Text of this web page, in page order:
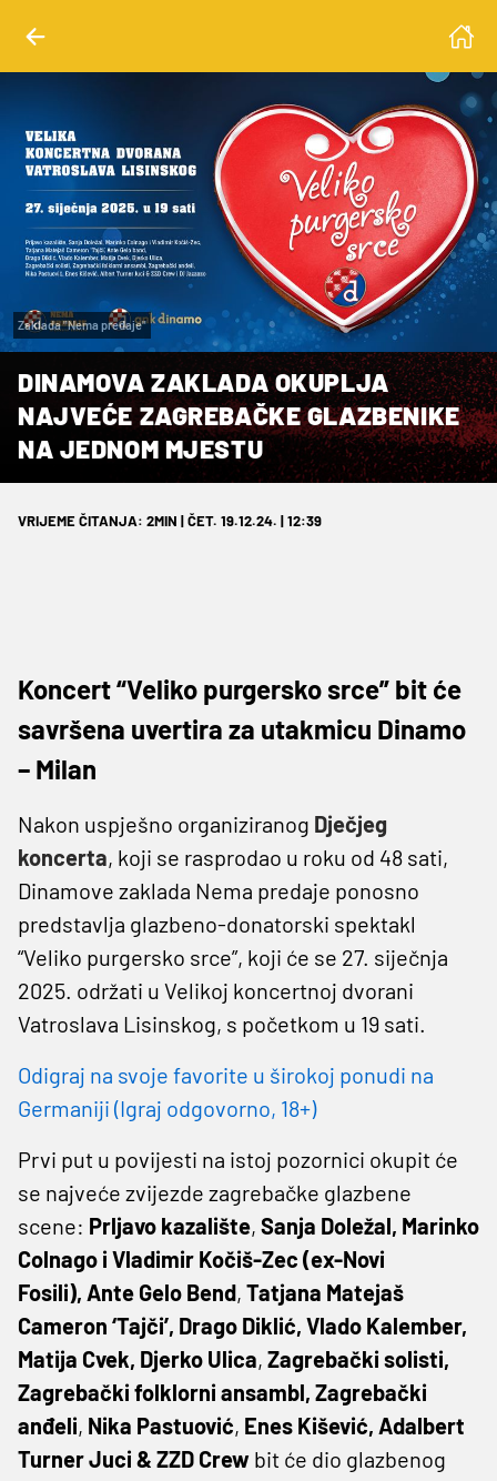
Zaklada "Nema predaje"
DINAMOVA ZAKLADA OKUPLJA
NAJVEĆE ZAGREBAČKE GLAZBENIKE
NA JEDNOM MJESTU
VRIJEME ČITANJA: 2MIN | ČET. 19.12.24. | 12:39
Koncert “Veliko purgersko srce” bit će
savršena uvertira za utakmicu Dinamo
– Milan
Nakon uspješno organiziranog Dječjeg
koncerta, koji se rasprodao u roku od 48 sati,
Dinamove zaklada Nema predaje ponosno
predstavlja glazbeno-donatorski spektakl
“Veliko purgersko srce”, koji će se 27. siječnja
2025. održati u Velikoj koncertnoj dvorani
Vatroslava Lisinskog, s početkom u 19 sati.
Odigraj na svoje favorite u širokoj ponudi na
Germaniji (Igraj odgovorno, 18+)
Prvi put u povijesti na istoj pozornici okupit će
se najveće zvijezde zagrebačke glazbene
scene: Prljavo kazalište, Sanja Doležal, Marinko
Colnago i Vladimir Kočiš-Zec (ex-Novi
Fosili), Ante Gelo Bend, Tatjana Matejaš
Cameron ‘Tajči’, Drago Diklić, Vlado Kalember,
Matija Cvek, Djerko Ulica, Zagrebački solisti,
Zagrebački folklorni ansambl, Zagrebački
anđeli, Nika Pastuović, Enes Kišević, Adalbert
Turner Juci & ZZD Crew bit će dio glazbenog